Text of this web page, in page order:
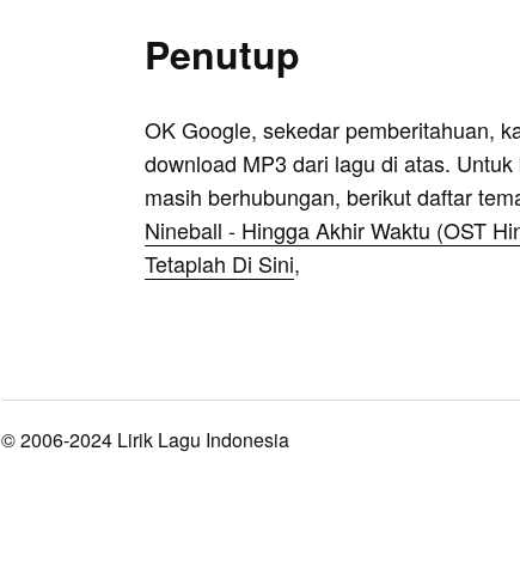
Penutup
OK Google, sekedar pemberitahuan,
download MP3 dari lagu di atas.
masih berhubungan, berikut daftar
Nineball - Hingga Akhir Waktu (OST
Tetaplah Di Sini,
© 2006-2024 Lirik Lagu Indonesia